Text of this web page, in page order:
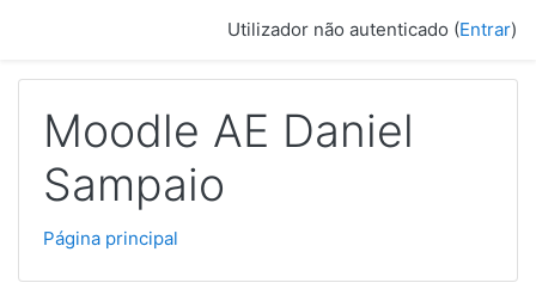
Utilizador não autenticado (Entrar)
Moodle AE Daniel
Sampaio
Página principal